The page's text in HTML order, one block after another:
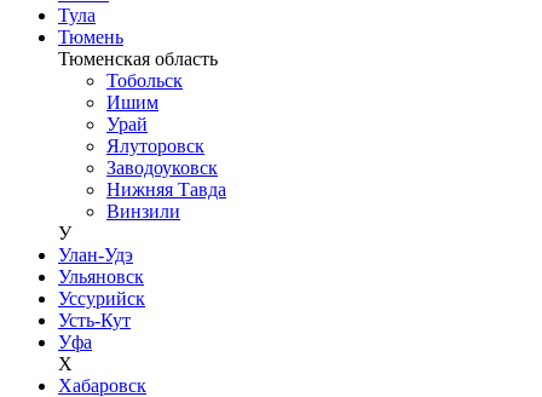
Тула
Тюмень
Тюменская область
Тобольск
Ишим
Урай
Ялуторовск
Заводоуковск
Нижняя Тавда
Винзили
У
Улан-Удэ
Ульяновск
Уссурийск
Усть-Кут
Уфа
Х
Хабаровск